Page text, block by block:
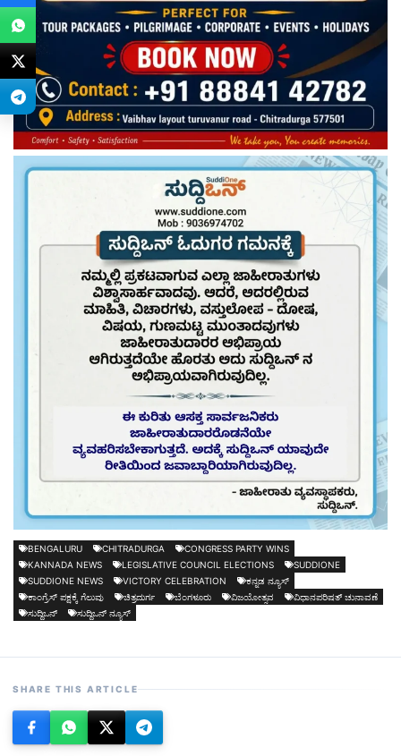
BENGALURU CHITRADURGA
CONGRESS PARTY WINS
KANNADA NEWS
LEGISLATIVE COUNCIL ELECTIONS
SUDDIONE
SUDDIONE NEWS
VICTORY CELEBRATION
ಕನ್ನಡ ನ್ಯೂಸ್
ಕಾಂಗ್ರೆಸ್ ಪಕ್ಷಕ್ಕೆ ಗೆಲುವು
ಚಿತ್ರದುರ್ಗ ಬೆಂಗಳೂರು ವಿಜಯೋತ್ಸವ
ವಿಧಾನಪರಿಷತ್‍ ಚುನಾವಣೆ
ಸುದ್ದಿಒನ್
ಸುದ್ದಿಒನ್ ನ್ಯೂಸ್
SHARE THIS ARTICLE